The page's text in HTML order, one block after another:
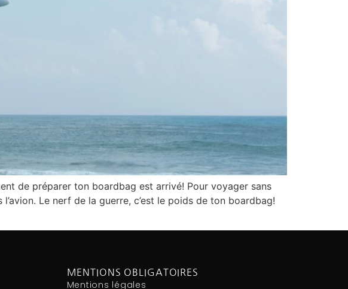
de préparer ton boardbag est arrivé! Pour voyager sans
Le nerf de la guerre, c’est le poids de ton boardbag!
MENTIONS OBLIGATOIRES
Mentions légales